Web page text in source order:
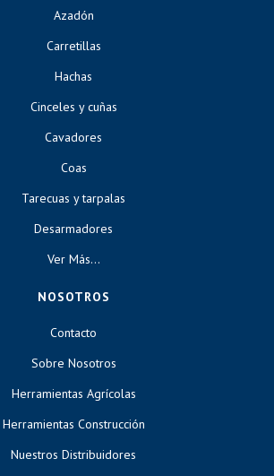
Azadón
Carretillas
Hachas
Cinceles y cuñas
Cavadores
Coas
Tarecuas y tarpalas
Desarmadores
Ver Más...
NOSOTROS
Contacto
Sobre Nosotros
Herramientas Agrícolas
Herramientas Construcción
Nuestros Distribuidores